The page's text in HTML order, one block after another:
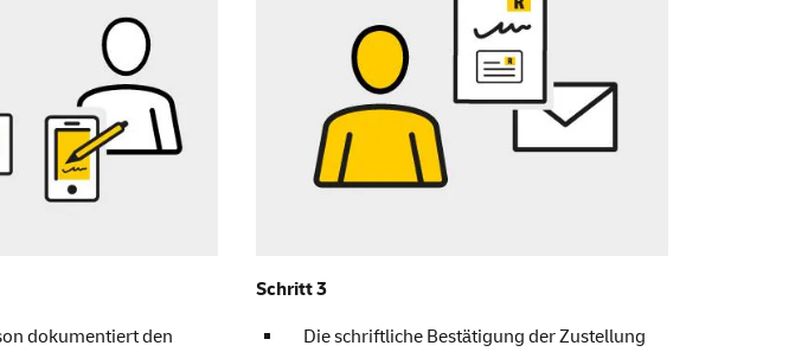
dokumentiert den
Schritt 3
Die schriftliche Bestätigung der Zustellung